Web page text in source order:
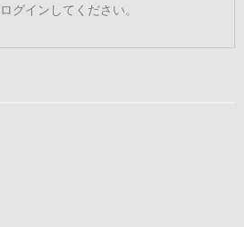
ログイン してください。